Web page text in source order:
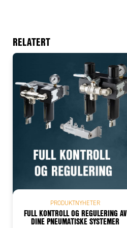
RELATERT
PRODUKTNYHETER
FULL KONTROLL OG REGULERING AV
DINE PNEUMATISKE SYSTEMER